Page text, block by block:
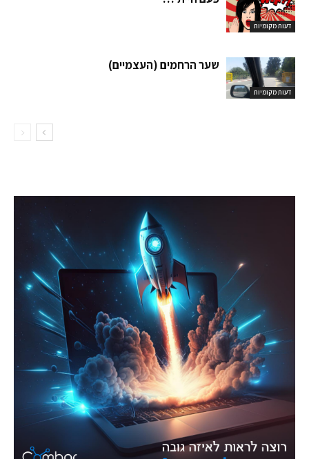
דעות מקומיות
דעות מקומיות
שער הרחמים (העצמיים)